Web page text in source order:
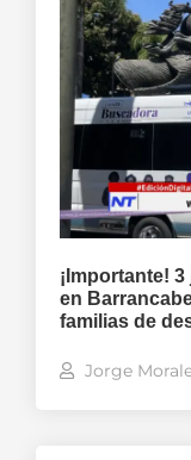
¡Importante!
en
familias de
Jorge